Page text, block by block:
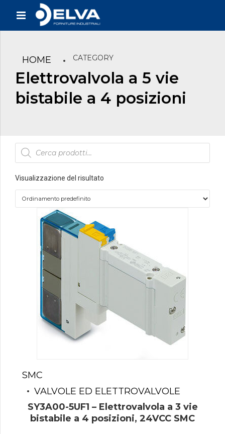
HOME CATEGORY
Elettrovalvola a 5 vie
bistabile a 4 posizioni
Products
search
Visualizzazione del risultato
SMC
VALVOLE ED ELETTROVALVOLE
SY3A00-5UF1 – Elettrovalvola a 3 vie
bistabile a 4 posizioni, 24VCC SMC